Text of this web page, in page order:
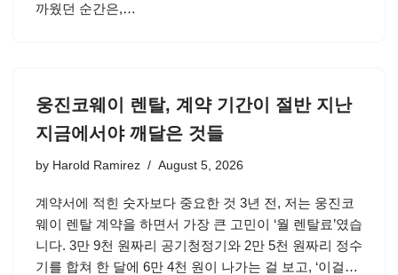
까웠던 순간은,…
웅진코웨이 렌탈, 계약 기간이 절반 지난
지금에서야 깨달은 것들
by Harold Ramirez August 5, 2026
계약서에 적힌 숫자보다 중요한 것 3년 전, 저는 웅진코
웨이 렌탈 계약을 하면서 가장 큰 고민이 ‘월 렌탈료’였습
니다. 3만 9천 원짜리 공기청정기와 2만 5천 원짜리 정수
기를 합쳐 한 달에 6만 4천 원이 나가는 걸 보고, ‘이걸…